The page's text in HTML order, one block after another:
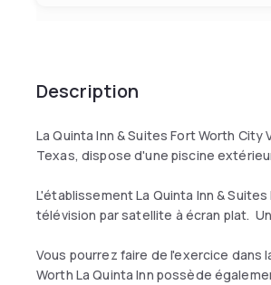
Description
La Quinta Inn & Suites Fort Worth
Texas, dispose d'une piscine
L'établissement La Quinta Inn &
télévision par satellite à écran plat.
Vous pourrez faire de l'exercice dans
Worth La Quinta Inn possède